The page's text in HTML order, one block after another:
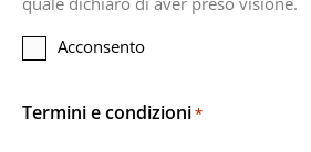
Acconsento
Termini e condizioni*